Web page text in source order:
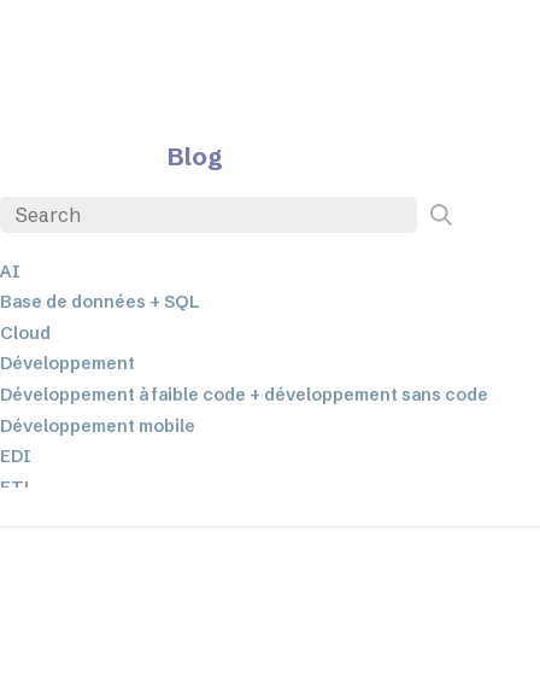
Blog
AI
Base de données + SQL
Cloud
Développement
Développement à faible code + développement sans code
Développement mobile
EDI
ETL